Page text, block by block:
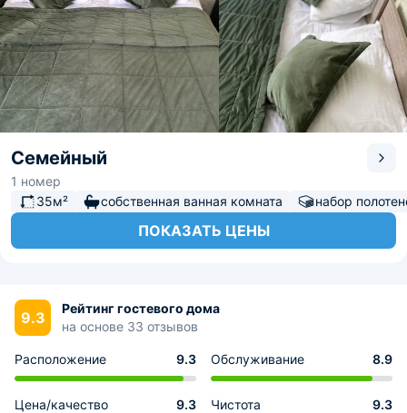
Семейный
1 номер
35м²
собственная ванная комната набор
ПОКАЗАТЬ ЦЕНЫ
9.3
Рейтинг гостевого дома
на основе 33 отзывов
Расположение 9.3 Обслуживание 8.9
Цена/качество 9.3 Чистота 9.3